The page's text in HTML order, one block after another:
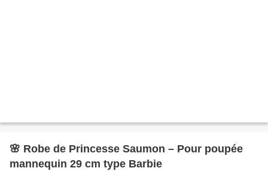
🌸 Robe de Princesse Saumon – Pour poupée
mannequin 29 cm type Barbie